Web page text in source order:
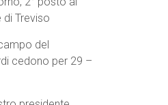
di Treviso
del
cedono per 29 –